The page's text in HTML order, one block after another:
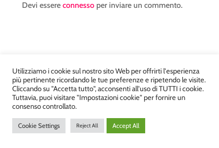
Devi essere connessoper inviare un commento.
Atelier Kyriad da Mary – via Carducci, 12 – Chiavenna –
Sondrio P.Iva 00812910149 – Tel. 0343 36560 – Sito
realizzato daDiegoGiuriani.com
Utilizziamo i cookie sul nostro sito Web per offrirti l'esperienza
più pertinente ricordando le tue preferenze e ripetendo le visite.
Cliccando su "Accetta tutto", acconsenti all'uso di TUTTI i cookie.
Tuttavia, puoi visitare "Impostazioni cookie" per fornire un
consenso controllato.
Cookie Settings Reject All Accept All